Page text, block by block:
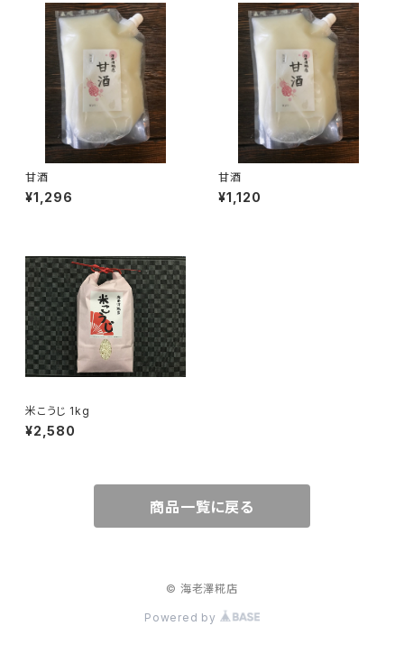
甘酒
¥1,296
甘酒
¥1,120
米こうじ 1kg
¥2,580
商品一覧に戻る
© 海老澤糀店
Powered by